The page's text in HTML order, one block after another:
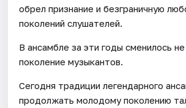
обрел признание и безграничную
поколений слушателей.
В ансамбле за эти годы сменилось
поколение музыкантов.
Сегодня традиции легендарного
продолжать молодому поколению